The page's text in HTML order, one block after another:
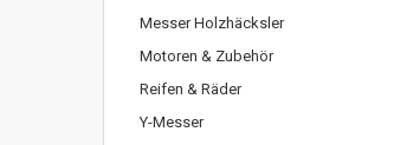
Messer Holzhäcksler
Motoren & Zubehör
Reifen & Räder
Y-Messer